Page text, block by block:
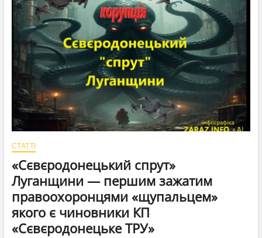
вже
взялись
журналісти
з
Донеччини
розкрили
якій
зникли
5,5
мільйонів
СТАТТІ
«Сєвєродонецький спрут»
Луганщини — першим зажатим
правоохоронцями «щупальцем»
якого є чиновники КП
«Сєвєродонецьке ТРУ»